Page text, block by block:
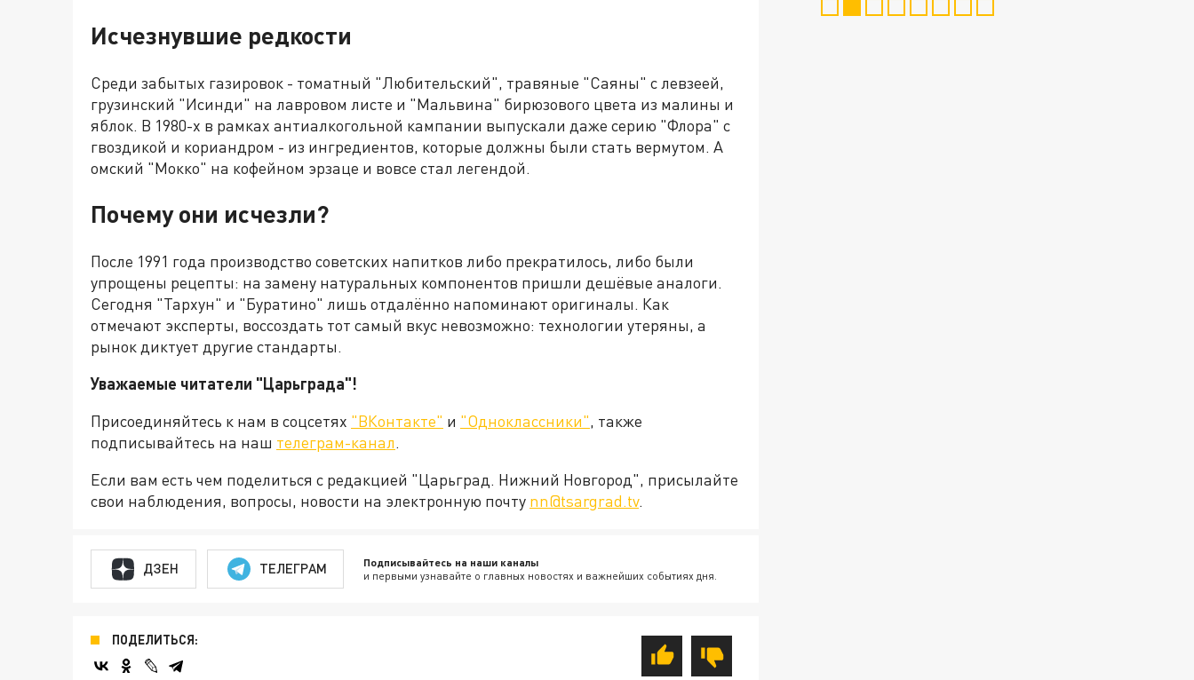
Исчезнувшие редкости
Среди забытых газировок - томатный "Любительский", травяные "Саяны" с левзеей,
грузинский "Исинди" на лавровом листе и "Мальвина" бирюзового цвета из малины и
яблок. В 1980-х в рамках антиалкогольной кампании выпускали даже серию "Флора" с
гвоздикой и кориандром - из ингредиентов, которые должны были стать вермутом. А
омский "Мокко" на кофейном эрзаце и вовсе стал легендой.
Почему они исчезли?
После 1991 года производство советских напитков либо прекратилось, либо были
упрощены рецепты: на замену натуральных компонентов пришли дешёвые аналоги.
Сегодня "Тархун" и "Буратино" лишь отдалённо напоминают оригиналы. Как
отмечают эксперты, воссоздать тот самый вкус невозможно: технологии утеряны, а
рынок диктует другие стандарты.
Уважаемые читатели "Царьграда"!
Присоединяйтесь к нам в соцсетях "ВКонтакте" и "Одноклассники", также
подписывайтесь на наш телеграм-канал.
Если вам есть чем поделиться с редакцией "Царьград. Нижний Новгород", присылайте
свои наблюдения, вопросы, новости на электронную почту nn@tsargrad.tv.
ДЗЕН ТЕЛЕГРАМ Подписывайтесь на наши каналы
и первыми узнавайте о главных новостях и важнейших событиях дня.
ПОДЕЛИТЬСЯ: